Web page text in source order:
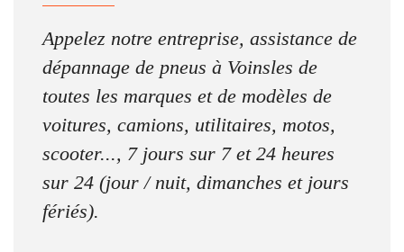
Appelez notre entreprise, assistance de
dépannage de pneus à Voinsles de
toutes les marques et de modèles de
voitures, camions, utilitaires, motos,
scooter..., 7 jours sur 7 et 24 heures
sur 24 (jour / nuit, dimanches et jours
fériés).